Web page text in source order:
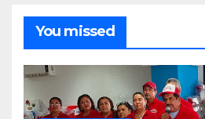
You missed